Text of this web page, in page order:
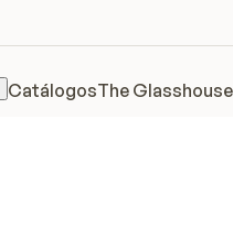
CatálogosThe Glasshouse